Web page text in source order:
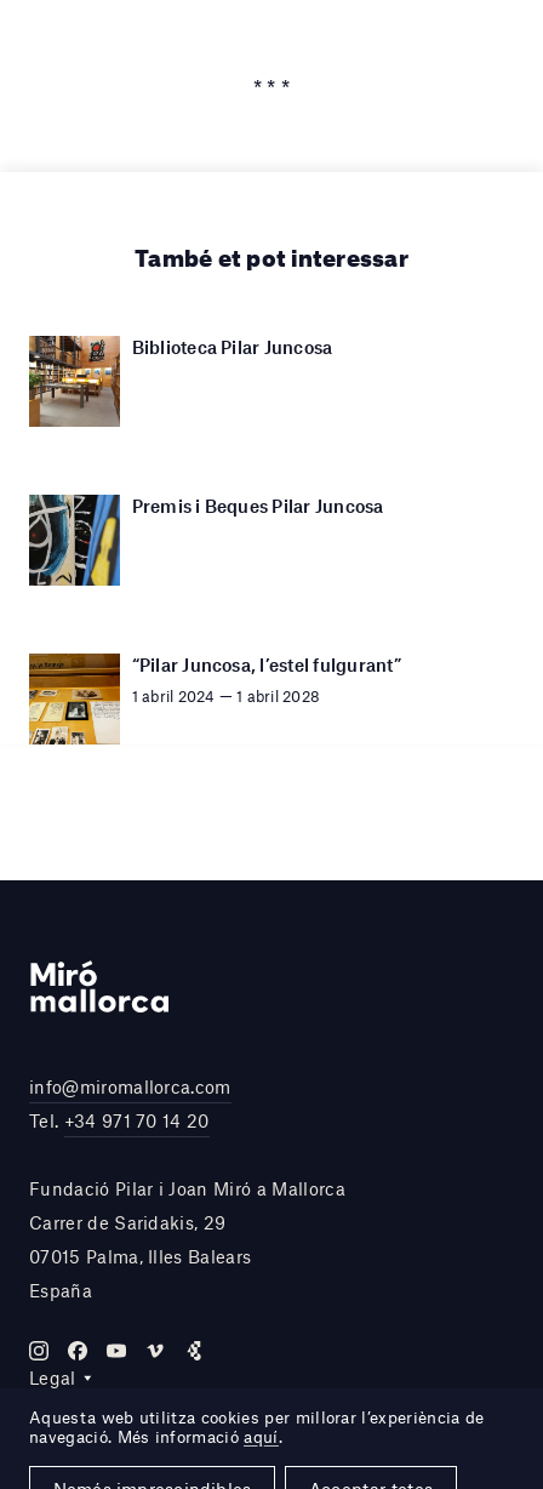
* * *
També et pot interessar
Biblioteca Pilar Juncosa
Premis i Beques Pilar Juncosa
“Pilar Juncosa, l’estel fulgurant”
1 abril 2024 — 1 abril 2028
info@miromallorca.com
Tel. +34 971 70 14 20
Fundació Pilar i Joan Miró a Mallorca
Carrer de Saridakis, 29
07015 Palma, Illes Balears
España
Legal
Site by DOMO—A
Aquesta web utilitza cookies per millorar l’experiència de
navegació. Més informacióaquí.